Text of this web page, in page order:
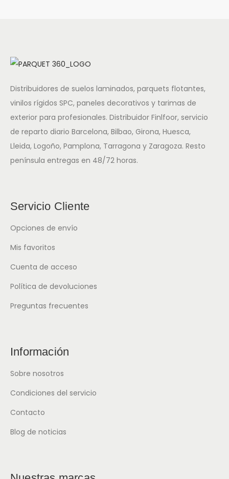
Distribuidores de suelos laminados, parquets flotantes,
vinilos rígidos SPC, paneles decorativos y tarimas de
exterior para profesionales. Distribuidor Finlfoor, servicio
de reparto diario Barcelona, Bilbao, Girona, Huesca,
Lleida, Logoño, Pamplona, Tarragona y Zaragoza. Resto
península entregas en 48/72 horas.
Servicio Cliente
Opciones de envío
Mis favoritos
Cuenta de acceso
Política de devoluciones
Preguntas frecuentes
Información
Sobre nosotros
Condiciones del servicio
Contacto
Blog de noticias